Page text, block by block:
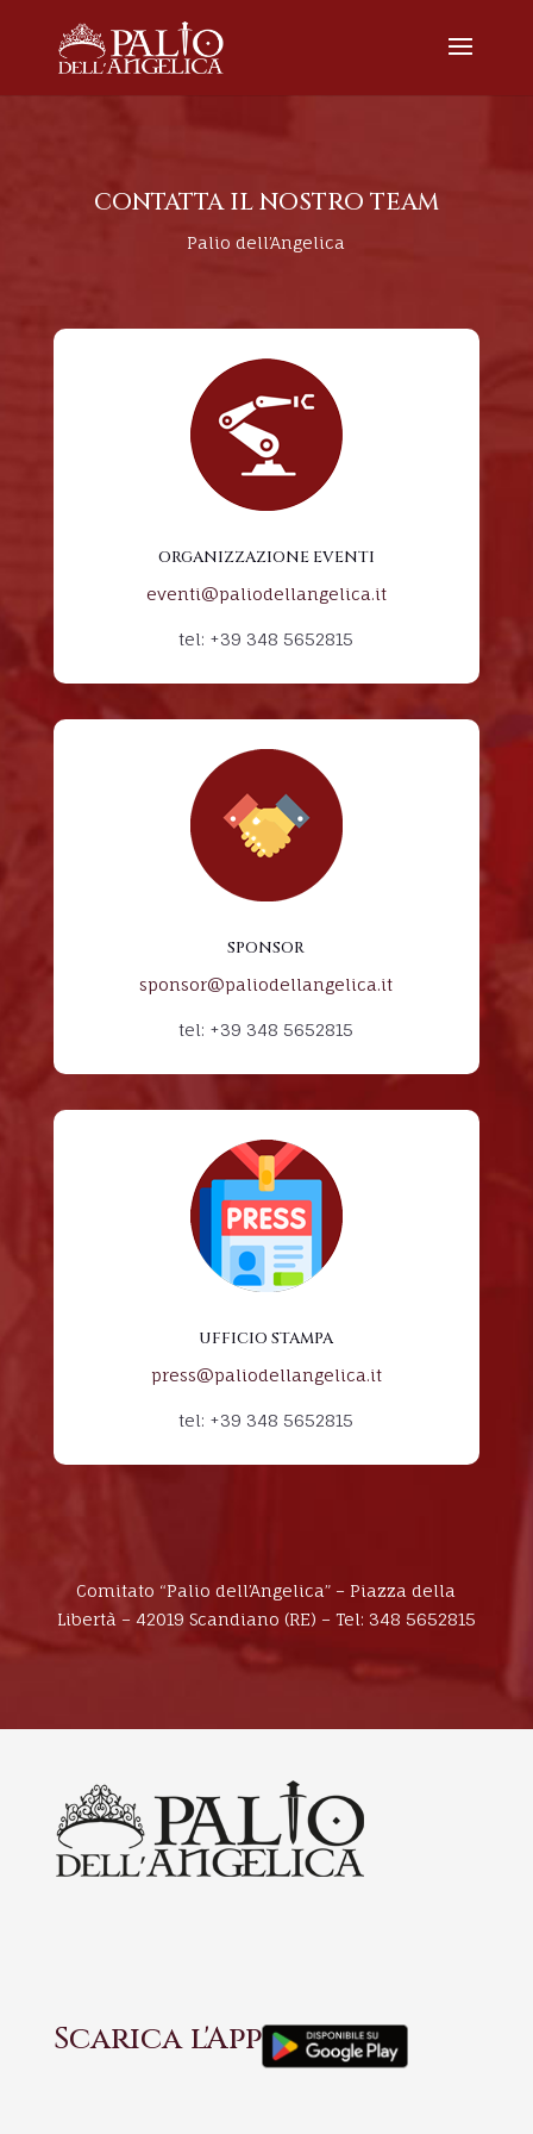
CONTATTA IL NOSTRO TEAM
Palio dell’Angelica
ORGANIZZAZIONE EVENTI
eventi@paliodellangelica.it
tel: +39 348 5652815
SPONSOR
sponsor@paliodellangelica.it
tel: +39 348 5652815
UFFICIO STAMPA
press@paliodellangelica.it
tel: +39 348 5652815
Comitato “Palio dell’Angelica” – Piazza della
Libertà – 42019 Scandiano (RE) – Tel: 348 5652815
Scarica l'App